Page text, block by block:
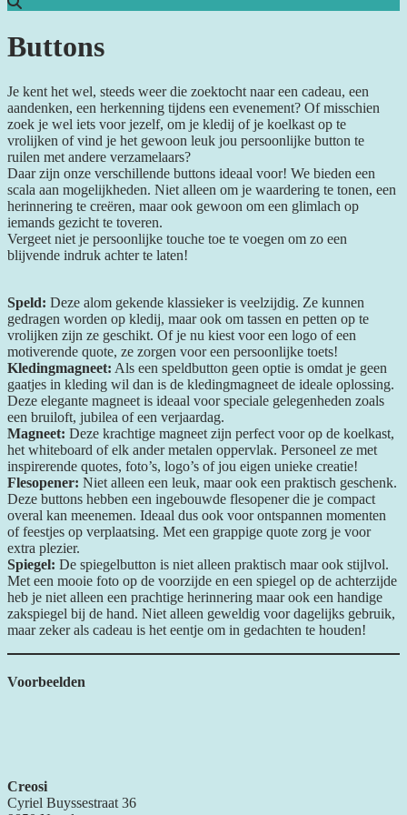
Buttons
Je kent het wel, steeds weer die zoektocht naar een cadeau, een
aandenken, een herkenning tijdens een evenement? Of misschien
zoek je wel iets voor jezelf, om je kledij of je koelkast op te
vrolijken of vind je het gewoon leuk jou persoonlijke button te
ruilen met andere verzamelaars?
Daar zijn onze verschillende buttons ideaal voor! We bieden een
scala aan mogelijkheden. Niet alleen om je waardering te tonen, een
herinnering te creëren, maar ook gewoon om een glimlach op
iemands gezicht te toveren.
Vergeet niet je persoonlijke touche toe te voegen om zo een
blijvende indruk achter te laten!
Speld: Deze alom gekende klassieker is veelzijdig. Ze kunnen
gedragen worden op kledij, maar ook om tassen en petten op te
vrolijken zijn ze geschikt. Of je nu kiest voor een logo of een
motiverende quote, ze zorgen voor een persoonlijke toets!
Kledingmagneet: Als een speldbutton geen optie is omdat je geen
gaatjes in kleding wil dan is de kledingmagneet de ideale oplossing.
Deze elegante magneet is ideaal voor speciale gelegenheden zoals
een bruiloft, jubilea of een verjaardag.
Magneet: Deze krachtige magneet zijn perfect voor op de koelkast,
het whiteboard of elk ander metalen oppervlak. Personeel ze met
inspirerende quotes, foto’s, logo’s of jou eigen unieke creatie!
Flesopener: Niet alleen een leuk, maar ook een praktisch geschenk.
Deze buttons hebben een ingebouwde flesopener die je compact
overal kan meenemen. Ideaal dus ook voor ontspannen momenten
of feestjes op verplaatsing. Met een grappige quote zorg je voor
extra plezier.
Spiegel: De spiegelbutton is niet alleen praktisch maar ook stijlvol.
Met een mooie foto op de voorzijde en een spiegel op de achterzijde
heb je niet alleen een prachtige herinnering maar ook een handige
zakspiegel bij de hand. Niet alleen geweldig voor dagelijks gebruik,
maar zeker als cadeau is het eentje om in gedachten te houden!
Voorbeelden
Creosi
Cyriel Buyssestraat 36